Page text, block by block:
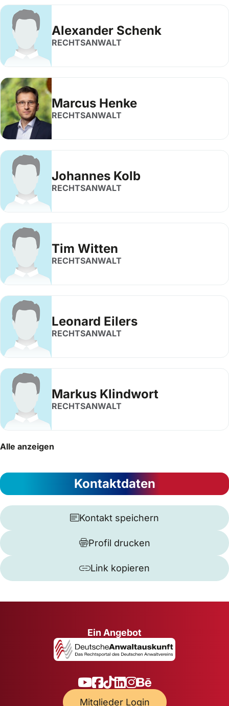
Alexander Schenk
RECHTSANWALT
Marcus Henke
RECHTSANWALT
Johannes Kolb
RECHTSANWALT
Tim Witten
RECHTSANWALT
Leonard Eilers
RECHTSANWALT
Markus Klindwort
RECHTSANWALT
Alle anzeigen
Kontaktdaten
Kontakt speichern
Profil drucken
Link kopieren
Ein Angebot
Mitglieder Login